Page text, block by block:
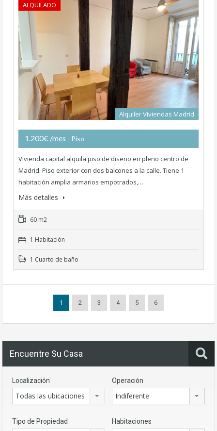
ALQUILADO
Alquiler Viviendas Madrid
1.200€ /mes - Piso
Vivienda capital alquila piso de diseño en pleno centro de
Madrid. Piso exterior con dos balcones a la calle. Tiene 1
habitación amplia armarios empotrados,…
Más detalles
60 m2
1 Habitación
1 Cuarto de baño
1 2 3 4 5 6
Encuentre Su Casa
Localización
Todas las ubicaciones
Operación
Indiferente
Tipo de Propiedad Habitaciones